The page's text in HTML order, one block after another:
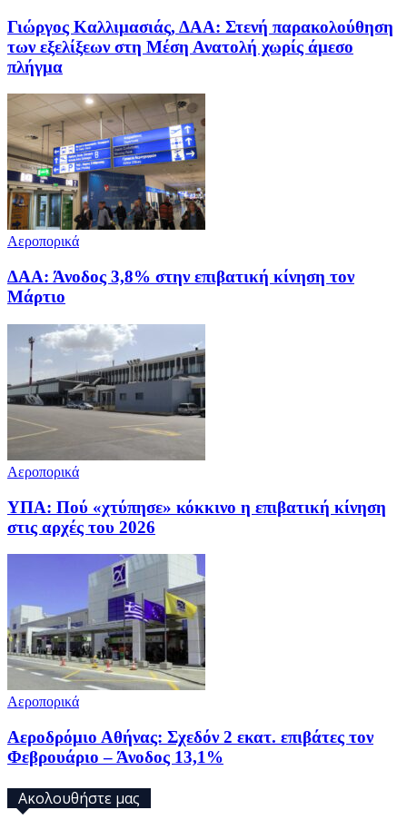
Γιώργος Καλλιμασιάς, ΔΑΑ: Στενή παρακολούθηση
των εξελίξεων στη Μέση Ανατολή χωρίς άμεσο
πλήγμα
Αεροπορικά
ΔΑΑ: Άνοδος 3,8% στην επιβατική κίνηση τον
Μάρτιο
Αεροπορικά
ΥΠΑ: Πού «χτύπησε» κόκκινο η επιβατική κίνηση
στις αρχές του 2026
Αεροπορικά
Αεροδρόμιο Αθήνας: Σχεδόν 2 εκατ. επιβάτες τον
Φεβρουάριο – Άνοδος 13,1%
Ακολουθήστε μας